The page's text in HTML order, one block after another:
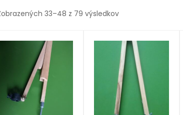
33–48 z 79 výsledkov